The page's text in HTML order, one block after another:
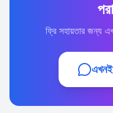
ফ্রি সহায়তার জন্য